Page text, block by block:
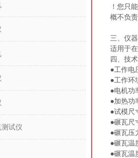
试仪
！您只
概不负
三、仪
适用于
四、技
●工作电
●工作
●电机功
●加热功
●试模尺
●碾瓦尺
●碾瓦压
●碾瓦温
●碾瓦温